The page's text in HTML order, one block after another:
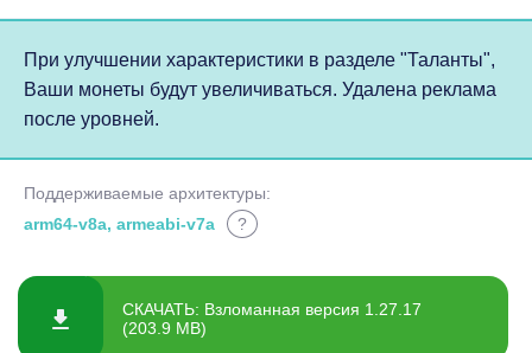
При улучшении характеристики в разделе "Таланты",
Ваши монеты будут увеличиваться. Удалена реклама
после уровней.
Поддерживаемые архитектуры:
arm64-v8a, armeabi-v7a
?
СКАЧАТЬ: Взломанная версия 1.27.17
(203.9 MB)